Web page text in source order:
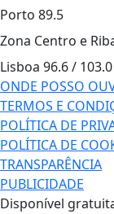
Porto 89.5
Zona Centro e
Lisboa 96.6 / 103.0
ONDE POSSO
TERMOS E
POLÍTICA DE
POLÍTICA DE
TRANSPARÊNCIA
PUBLICIDADE
Disponível